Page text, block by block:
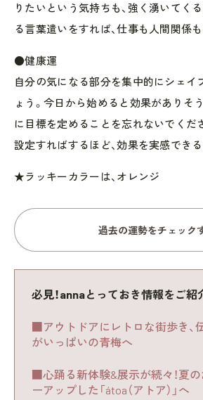
りたいという気持ちも、強く湧いてく
る言葉遣いをすれば、仕事も人間関係も
●健康運
自分の気になる部分を集中的にシェイ
ょう。今日から始めると効果がありそ
に目標を定めることを忘れないでくだ
設定すればするほど、効果を実感できる
★ラッキーカラーは、オレンジ
過去の運勢をチェック
必見！annaとっておき情報をご紹
■アウトドアにレトロな街歩き、
がいっぱいの青梅へ
■心踊る新体験&展示が続々！夏
ーアップした「átoa（アトア）」へ